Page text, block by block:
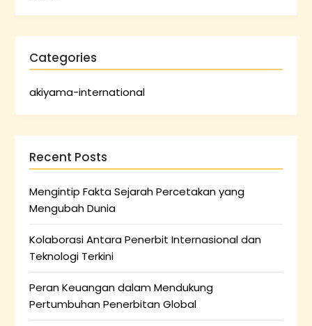
Categories
akiyama-international
Recent Posts
Mengintip Fakta Sejarah Percetakan yang
Mengubah Dunia
Kolaborasi Antara Penerbit Internasional dan
Teknologi Terkini
Peran Keuangan dalam Mendukung
Pertumbuhan Penerbitan Global